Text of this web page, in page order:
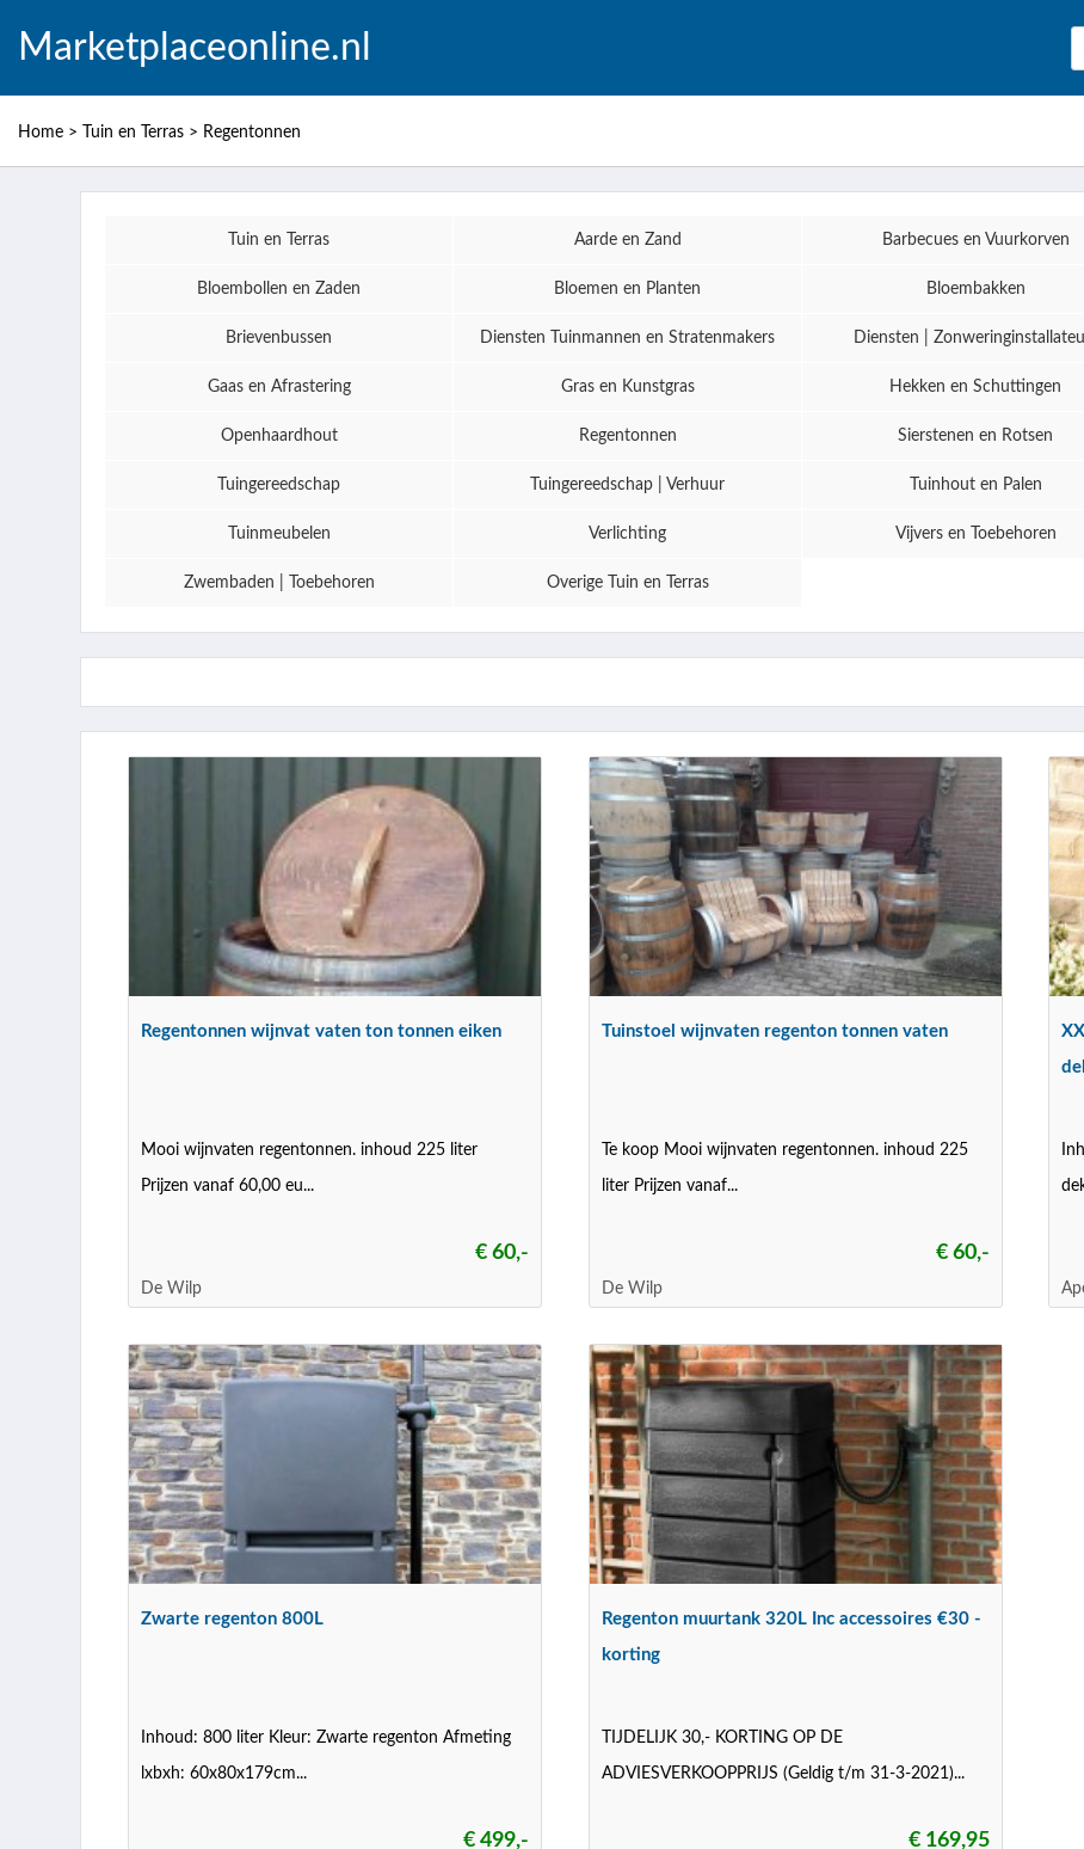
Marketplaceonline.nl
Home > Tuin en Terras > Regentonnen
Tuin en Terras Aarde en Zand Barbecues en Vuurkorven
Bloembollen en Zaden Bloemen en Planten Bloembakken
Brievenbussen Diensten Tuinmannen en Stratenmakers Diensten |
Gaas en Afrastering Gras en Kunstgras Hekken en Schuttingen
Openhaardhout Regentonnen Sierstenen en Rotsen
Tuingereedschap Tuingereedschap | Verhuur Tuinhout en Palen
Tuinmeubelen Verlichting Vijvers en Toebehoren
Zwembaden | Toebehoren Overige Tuin en Terras
Regentonnen wijnvat vaten ton tonnen eiken
Mooi wijnvaten regentonnen. inhoud 225 liter
Prijzen vanaf 60,00 eu...
€ 60,-
De Wilp
Tuinstoel wijnvaten regenton tonnen vaten
Te koop Mooi wijnvaten regentonnen. inhoud 225
liter Prijzen vanaf...
€ 60,-
De Wilp
Zwarte regenton 800L
Inhoud: 800 liter Kleur: Zwarte regenton Afmeting
lxbxh: 60x80x179cm...
€ 499,-
Regenton muurtank 320L Inc accessoires €30 -
korting
TIJDELIJK 30,- KORTING OP DE
ADVIESVERKOOPPRIJS (Geldig t/m 31-3-2021)...
€ 169,95